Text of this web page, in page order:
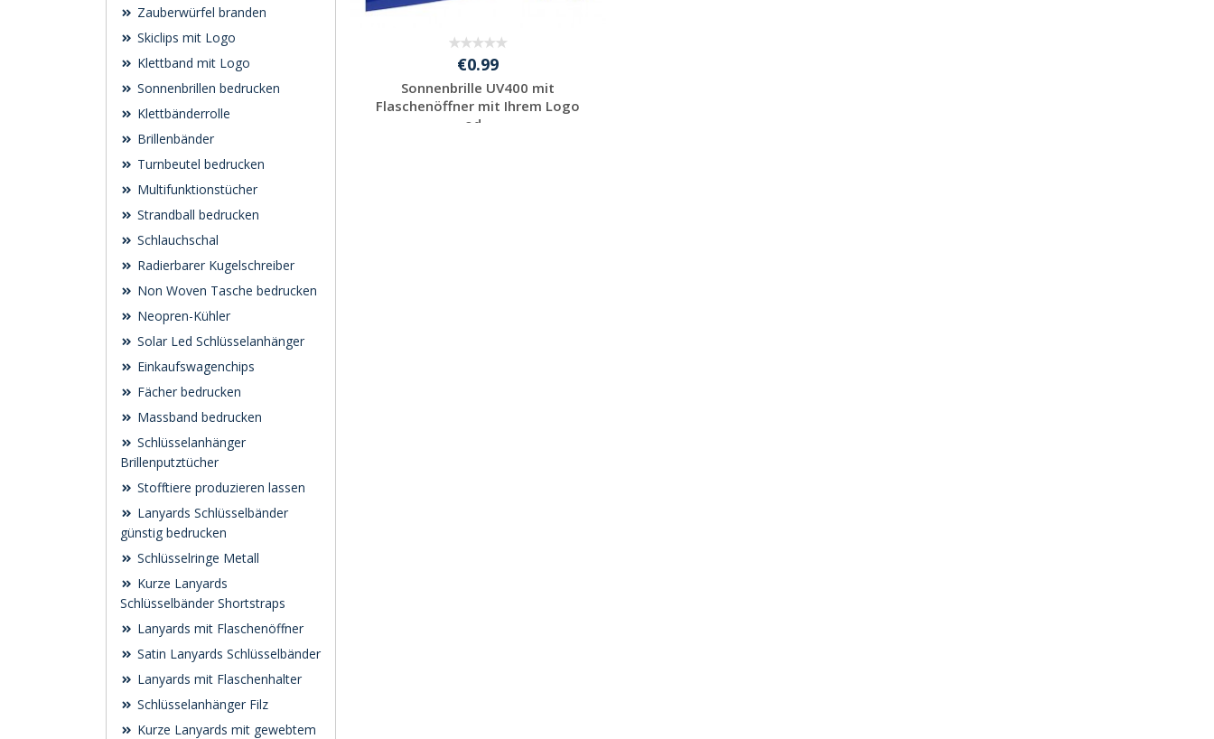
Zauberwürfel branden
Skiclips mit Logo
Klettband mit Logo
Sonnenbrillen bedrucken
Klettbänderrolle
Brillenbänder
Turnbeutel bedrucken
Multifunktionstücher
Strandball bedrucken
Schlauchschal
Radierbarer Kugelschreiber
Non Woven Tasche bedrucken
Neopren-Kühler
Solar Led Schlüsselanhänger
Einkaufswagenchips
Fächer bedrucken
Massband bedrucken
Schlüsselanhänger
Brillenputztücher
Stofftiere produzieren lassen
Lanyards Schlüsselbänder
günstig bedrucken
Schlüsselringe Metall
Kurze Lanyards
Schlüsselbänder Shortstraps
Lanyards mit Flaschenöffner
Satin Lanyards Schlüsselbänder
Lanyards mit Flaschenhalter
Schlüsselanhänger Filz
Kurze Lanyards mit gewebtem
€0.99
Sonnenbrille UV400 mit
Flaschenöffner mit Ihrem Logo
od...